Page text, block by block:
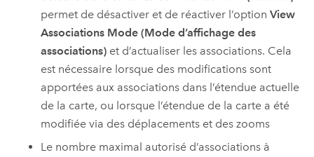
permet de désactiver et de réactiver l’optionView
Associations Mode (Mode d’affichage des
associations) et d’actualiser les associations. Cela
est nécessaire lorsque des modifications sont
apportées aux associations dans l’étendue actuelle
de la carte, ou lorsque l’étendue de la carte a été
modifiée via des déplacements et des zooms
Le nombre maximal autorisé d’associations à